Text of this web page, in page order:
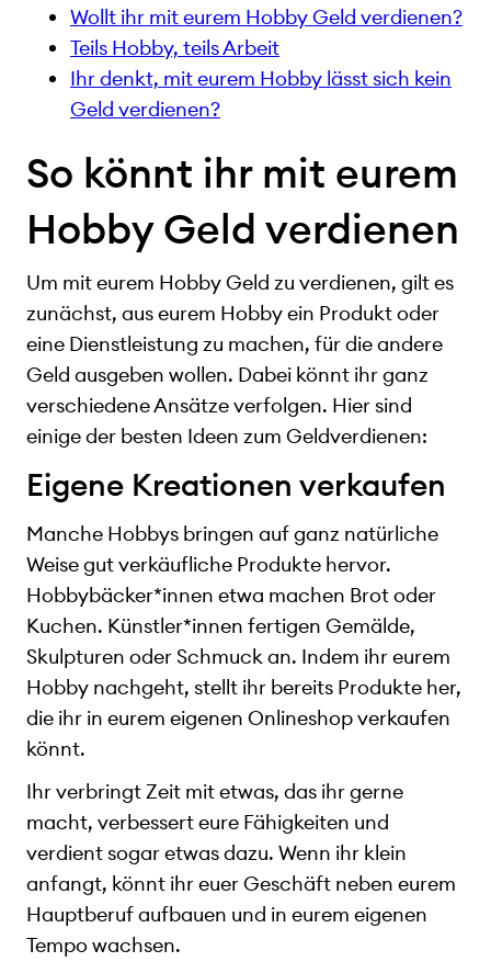
Wollt ihr mit eurem Hobby Geld verdienen?
Teils Hobby, teils Arbeit
Ihr denkt, mit eurem Hobby lässt sich kein
Geld verdienen?
So könnt ihr mit eurem
Hobby Geld verdienen
Um mit eurem Hobby Geld zu verdienen, gilt es
zunächst, aus eurem Hobby ein Produkt oder
eine Dienstleistung zu machen, für die andere
Geld ausgeben wollen. Dabei könnt ihr ganz
verschiedene Ansätze verfolgen. Hier sind
einige der besten Ideen zum Geldverdienen:
Eigene Kreationen verkaufen
Manche Hobbys bringen auf ganz natürliche
Weise gut verkäufliche Produkte hervor.
Hobbybäcker*innen etwa machen Brot oder
Kuchen. Künstler*innen fertigen Gemälde,
Skulpturen oder Schmuck an. Indem ihr eurem
Hobby nachgeht, stellt ihr bereits Produkte her,
die ihr in eurem eigenen Onlineshop verkaufen
könnt.
Ihr verbringt Zeit mit etwas, das ihr gerne
macht, verbessert eure Fähigkeiten und
verdient sogar etwas dazu. Wenn ihr klein
anfangt, könnt ihr euer Geschäft neben eurem
Hauptberuf aufbauen und in eurem eigenen
Tempo wachsen.